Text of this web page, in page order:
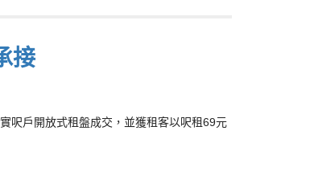
接
呎戶開放式租盤成交，並獲租客以呎租69元